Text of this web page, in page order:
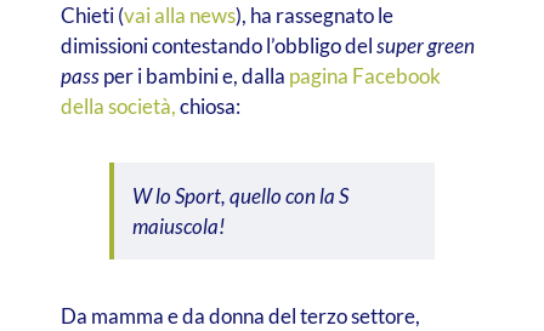
Chieti (vai alla news), ha rassegnato le
dimissioni contestando l’obbligo delsuper green
passper i bambini e, dalla pagina Facebook
della società,chiosa:
W lo Sport, quello con la S
maiuscola!
Da mamma e da donna del terzo settore,